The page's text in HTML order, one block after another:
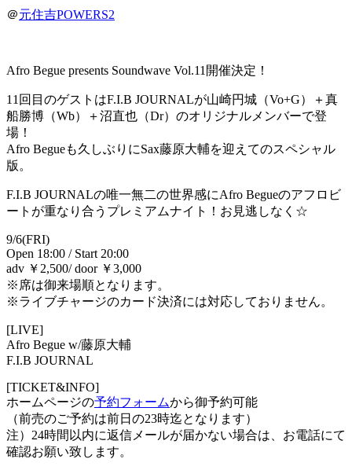
＠元住吉POWERS2
Afro Begue presents Soundwave Vol.11開催決定！
11回目のゲストはF.I.B JOURNALが山崎円城（Vo+G）＋真
船勝博（Wb）＋沼直也（Dr）のオリジナルメンバーで登
場！
Afro Begueも久しぶりにSax藤原大輔を迎えてのスペシャル
版。
F.I.B JOURNALの唯一無二の世界感にAfro Begueのアフロビ
ートが重なり合うプレミアムナイト！お見逃しなく☆
9/6(FRI)
Open 18:00 / Start 20:00
adv ￥2,500/ door ￥3,000
※席は御来場順となります。
※ライブチャージのカード決済には対応しておりません。
[LIVE]
Afro Begue w/藤原大輔
F.I.B JOURNAL
[TICKET&INFO]
ホームページの予約フォームから御予約可能
（前売のご予約は前日の23時迄となります）
注）24時間以内に返信メールが届かない場合は、お電話にて
確認お願い致します。